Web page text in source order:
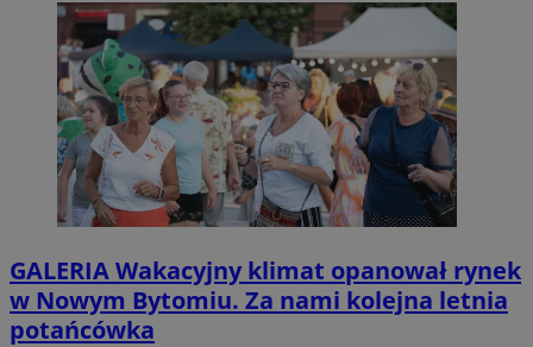
GALERIAWakacyjny klimat opanował rynek
w Nowym Bytomiu. Za nami kolejna letnia
potańcówka